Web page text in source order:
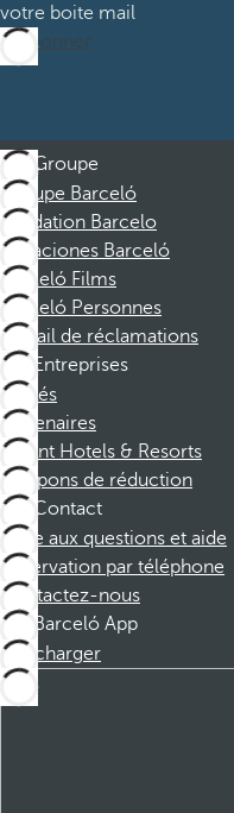
votre boite mail
M’abonner
Groupe
Groupe Barceló
Fondation Barcelo
Vacaciones Barceló
Barceló Films
Barceló Personnes
Portail de réclamations
Entreprises
Affiliés
Partenaires
Dorint Hotels & Resorts
Coupons de réduction
Contact
Foire aux questions et aide
Réservation par téléphone
Contactez-nous
Barceló App
Télécharger